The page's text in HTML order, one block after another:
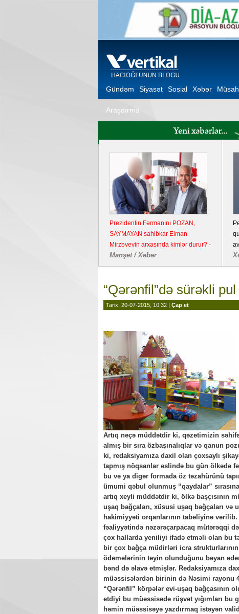
Gündəm Siyasət Sosial Xəbər
Araşdırma
Prezidentin Fərmanını POZAN,
SAYMAYAN sahibkar Elman
Mirzəyevin arxasında kimlər durur? -
Kənd təsərrüfatı təyinatlı torpaqda
fəaliyyət göstərən YDM ətrafında
Manşet / Xəbər
“Qərənfil”də sürəkli pul
Tarix: 20-07-2015, 10:32 | Çap et
Artıq neçə müddətdir ki, qəzetimizin
almış bir sıra özbaşınalıqlar və qanun
ki, redaksiyamıza daxil olan çoxsaylı
tapmış nöqsanlar əslində bu gün ölkədə
bu və ya digər formada öz təzahürünü
ümumi qəbul olunmuş “qaydalar”
artıq xeyli müddətdir ki, ölkə başçısının
uşaq bağçaları, xüsusi uşaq bağçaları
hakimiyyəti orqanlarının tabeliyinə
fəaliyyətində nəzərəçarpacaq mütərəqqi
çox hallarda yeniliyi ifadə etməli olan bu
bir çox bağça müdirləri icra
ödəmələrinin təyin olunduğunu bəyan
bənd də əlavə etmişlər. Redaksiyamıza
müəssisələrdən birinin də Nəsimi rayonu
“Qərənfil” körpələr evi-uşaq bağçasının
etdiyi bu müəssisədə rüşvət yığımları bu
həmin müəssisəyə yazdırmaq istəyən